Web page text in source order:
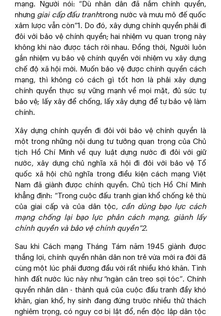
mạng. Người nói: “Dù nhân dân đã nắm chính quyền,
nhưng giai cấp đấu tranhtrong nước và mưu mô đế quốc
xâm lược vẫn còn”1 . Do đó, xây dựng chính quyền phải đi
đôi với bảo vệ chính quyền; hai nhiệm vụ quan trọng này
không khi nào được tách rời nhau. Đồng thời, Người luôn
gắn nhiệm vụ bảo vệ chính quyền với nhiệm vụ xây dựng
chế độ xã hội mới. Muốn bảo vệ được chính quyền cách
mạng, thì không có cách gì tốt hơn là phải xây dựng
chính quyền thực sự vững mạnh về mọi mặt, đủ sức tự
bảo vệ; lấy xây để chống, lấy xây dựng để tự bảo vệ làm
chính.
Xây dựng chính quyền đi đôi với bảo vệ chính quyền là
một trong những nội dung tư tưởng quan trọng của Chủ
tịch Hồ Chí Minh về quy luật dựng nước đi đôi với giữ
nước, xây dựng chủ nghĩa xã hội đi đôi với bảo vệ Tổ
quốc xã hội chủ nghĩa trong điều kiện cách mạng Việt
Nam đã giành được chính quyền. Chủ tịch Hồ Chí Minh
khẳng định: “Trong cuộc đấu tranh gian khổ chống kẻ thù
của giai cấp và của dân tộc, cần dùng bạo lực cách
mạng chống lại bạo lực phản cách mạng, giành lấy
chính quyền và bảo vệ chính quyền”2.
Sau khi Cách mạng Tháng Tám năm 1945 giành được
thắng lợi, chính quyền nhân dân non trẻ vừa mới ra đời đã
cùng một lúc phải đương đầu với rất nhiều khó khăn. Tình
hình đất nước lúc này như “ngàn cân treo sợi tóc”. Chính
quyền nhân dân - thành quả của cuộc đấu tranh đầy khó
khăn, gian khổ, hy sinh đang đứng trước nhiều thử thách
nghiêm trọng, có nguy cơ bị lật đổ, nền độc lập dân tộc